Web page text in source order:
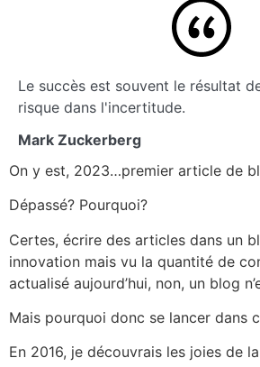
Le succès est souvent le résultat
risque dans l'incertitude.
Mark Zuckerberg
On y est, 2023…premier article de
Dépassé? Pourquoi?
Certes, écrire des articles dans un
innovation mais vu la quantité de
actualisé aujourd’hui, non, un blog
Mais pourquoi donc se lancer dans
En 2016, je découvrais les joies de